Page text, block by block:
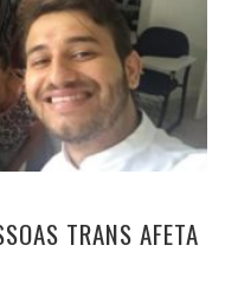
TRANS AFETA